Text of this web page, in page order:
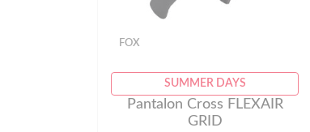
FOX
SUMMER DAYS
Pantalon Cross FLEXAIR
GRID